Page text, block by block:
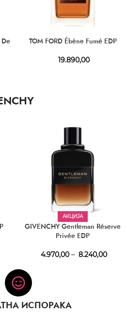
TOM FORD Ébène Fumé EDP
19.890,00
АКЦИЈА
GIVENCHY Gentleman Réserve
Privée EDP
4.970,00 – 8.240,00
ИСПОРАКА